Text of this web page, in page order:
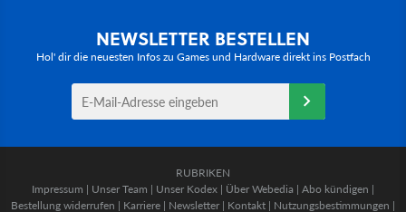
NEWSLETTER BESTELLEN
Hol' dir die neuesten Infos zu Games und Hardware direkt ins Postfach
RUBRIKEN
Impressum | Unser Team | Unser Kodex | Über Webedia | Abo kündigen |
Bestellung widerrufen | Karriere | Newsletter | Kontakt | Nutzungsbestimmungen |